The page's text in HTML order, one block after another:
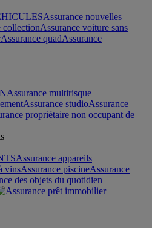
Assurance nouvelles
collectionAssurance voiture sans
Assurance quadAssurance
Assurance multirisque
Assurance studioAssurance
propriétaire non occupant de
Assurance appareils
vinsAssurance piscineAssurance
des objets du quotidien